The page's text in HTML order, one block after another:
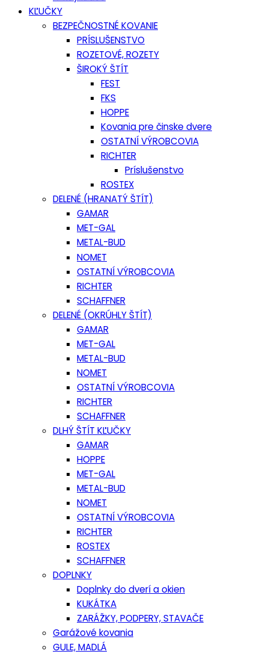
KĽUČKY
BEZPEČNOSTNÉ KOVANIE
PRÍSLUŠENSTVO
ROZETOVÉ, ROZETY
ŠIROKÝ ŠTÍT
FEST
FKS
HOPPE
Kovania pre činske dvere
OSTATNÍ VÝROBCOVIA
RICHTER
Príslušenstvo
ROSTEX
DELENÉ (HRANATÝ ŠTÍT)
GAMAR
MET-GAL
METAL-BUD
NOMET
OSTATNÍ VÝROBCOVIA
RICHTER
SCHAFFNER
DELENÉ (OKRÚHLY ŠTÍT)
GAMAR
MET-GAL
METAL-BUD
NOMET
OSTATNÍ VÝROBCOVIA
RICHTER
SCHAFFNER
DLHÝ ŠTÍT KĽUČKY
GAMAR
HOPPE
MET-GAL
METAL-BUD
NOMET
OSTATNÍ VÝROBCOVIA
RICHTER
ROSTEX
SCHAFFNER
DOPLNKY
Doplnky do dverí a okien
KUKÁTKA
ZARÁŽKY, PODPERY, STAVAČE
Garážové kovania
GULE, MADLÁ